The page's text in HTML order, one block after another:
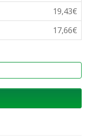
19,43€
17,66€